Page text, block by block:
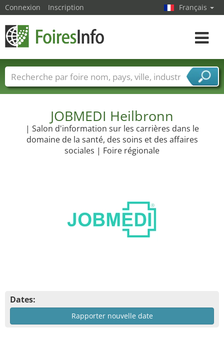
JOBMEDI Heilbronn
| Salon d'information sur les carrières dans le
domaine de la santé, des soins et des affaires
sociales | Foire régionale
Dates:
Rapporter nouvelle date
Connexion Inscription Français
Toggle
Foire noms Pays Villes
Secteurs de foire